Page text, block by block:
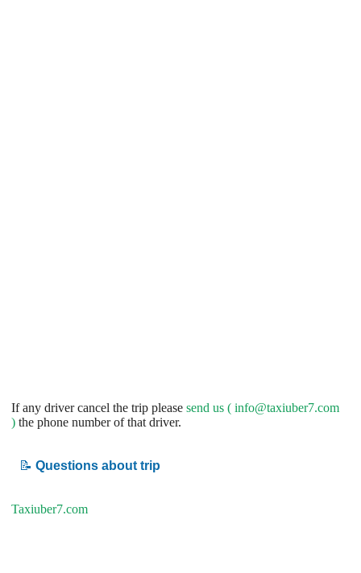
If any driver cancel the trip please send us ( info@taxiuber7.com
) the phone number of that driver.
📝 Questions about trip
Taxiuber7.com